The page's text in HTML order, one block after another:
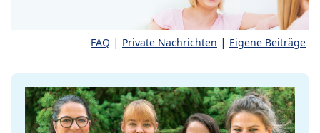
FAQ | Private Nachrichten | Eigene Beiträge